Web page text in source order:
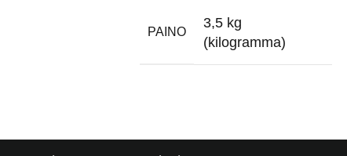
PAINO
3,5 kg
(kilogramma)